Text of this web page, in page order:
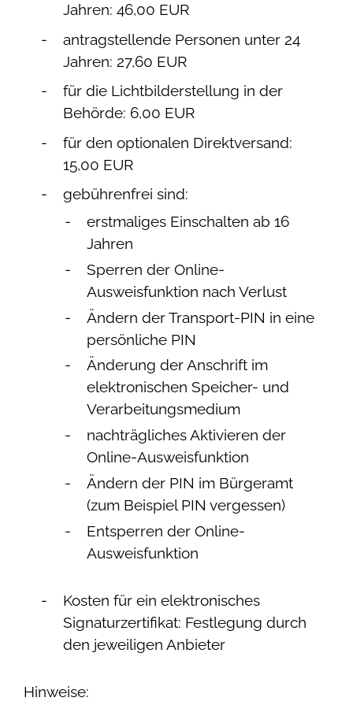
Jahren: 46,00 EUR
antragstellende Personen unter 24
Jahren: 27,60 EUR
für die Lichtbilderstellung in der
Behörde: 6,00 EUR
für den optionalen Direktversand:
15,00 EUR
gebührenfrei sind:
erstmaliges Einschalten ab 16
Jahren
Sperren der Online-
Ausweisfunktion nach Verlust
Ändern der Transport-PIN in eine
persönliche PIN
Änderung der Anschrift im
elektronischen Speicher- und
Verarbeitungsmedium
nachträgliches Aktivieren der
Online-Ausweisfunktion
Ändern der PIN im Bürgeramt
(zum Beispiel PIN vergessen)
Entsperren der Online-
Ausweisfunktion
Kosten für ein elektronisches
Signaturzertifikat: Festlegung durch
den jeweiligen Anbieter
Hinweise: